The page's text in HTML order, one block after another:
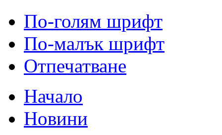
По-голям шрифт
По-малък шрифт
Отпечатване
Начало
Новини